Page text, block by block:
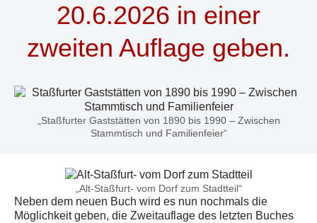
20.6.2026 in einer
zweiten Auflage geben.
„Staßfurter Gaststätten von 1890 bis 1990 – Zwischen
Stammtisch und Familienfeier“
„Alt-Staßfurt- vom Dorf zum Stadtteil“
Neben dem neuen Buch wird es nun nochmals die
Möglichkeit geben, die Zweitauflage des letzten Buches